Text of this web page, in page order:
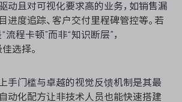
动且对可视化要求高的业务，如销售漏
进度追踪、客户交付里程碑管控等。若
流程卡顿”而非“知识断层”，
选择。
上手门槛与卓越的视觉反馈机制是其最
动化配方让非技术人员也能快速搭建